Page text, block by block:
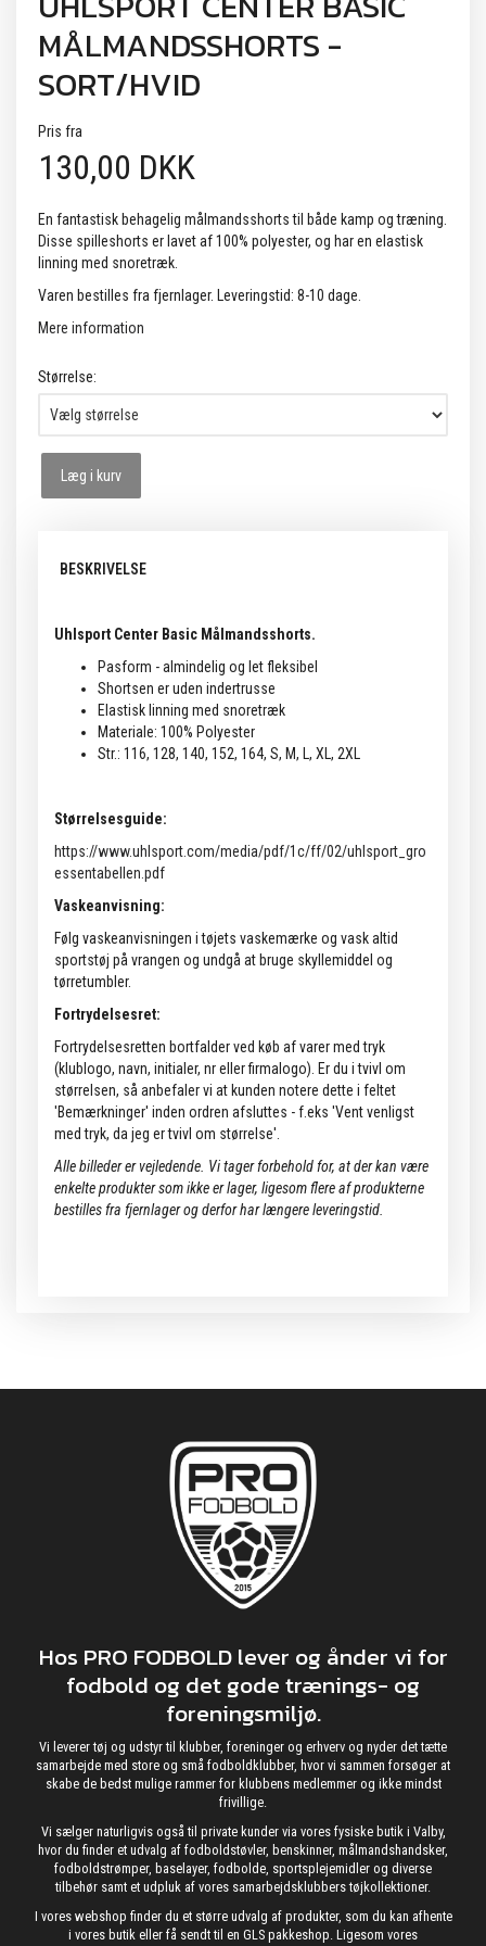
MÅLMANDSSHORTS -
SORT/HVID
Pris fra
130,00 DKK
En fantastisk behagelig målmandsshorts til både kamp og træning.
Disse spilleshorts er lavet af 100% polyester, og har en elastisk
linning med snoretræk.
Varen bestilles fra fjernlager. Leveringstid: 8-10 dage.
Mere information
Størrelse:
Læg i kurv
BESKRIVELSE
Uhlsport Center Basic Målmandsshorts.
Pasform - almindelig og let fleksibel
Shortsen er uden indertrusse
Elastisk linning med snoretræk
Materiale: 100% Polyester
Str.: 116, 128, 140, 152, 164, S, M, L, XL, 2XL
Størrelsesguide:
https://www.uhlsport.com/media/pdf/1c/ff/02/uhlsport_gro
essentabellen.pdf
Vaskeanvisning:
Følg vaskeanvisningen i tøjets vaskemærke og vask altid
sportstøj på vrangen og undgå at bruge skyllemiddel og
tørretumbler.
Fortrydelsesret:
Fortrydelsesretten bortfalder ved køb af varer med tryk
(klublogo, navn, initialer, nr eller firmalogo). Er du i tvivl om
størrelsen, så anbefaler vi at kunden notere dette i feltet
'Bemærkninger' inden ordren afsluttes - f.eks 'Vent venligst
med tryk, da jeg er tvivl om størrelse'.
Alle billeder er vejledende. Vi tager forbehold for, at der kan være
enkelte produkter som ikke er lager, ligesom flere af produkterne
bestilles fra fjernlager og derfor har længere leveringstid.
Hos PRO FODBOLD lever og ånder vi for
fodbold og det gode trænings- og
foreningsmiljø.
Vi leverer tøj og udstyr til klubber, foreninger og erhverv og nyder det tætte
samarbejde med store og små fodboldklubber, hvor vi sammen forsøger at
skabe de bedst mulige rammer for klubbens medlemmer og ikke mindst
frivillige.
Vi sælger naturligvis også til private kunder via vores fysiske butik i Valby,
hvor du finder et udvalg af fodboldstøvler, benskinner, målmandshandsker,
fodboldstrømper, baselayer, fodbolde, sportsplejemidler og diverse
tilbehør samt et udpluk af vores samarbejdsklubbers tøjkollektioner.
I vores webshop finder du et større udvalg af produkter, som du kan afhente
i vores butik eller få sendt til en GLS pakkeshop. Ligesom vores